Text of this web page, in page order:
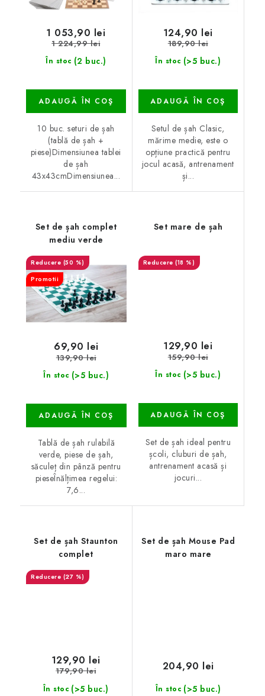
În stoc (2 buc.)
1 053,90 lei
1 224,99 lei
ADAUGĂ ÎN COŞ
10 buc. seturi de șah
(tablă de șah +
piese)Dimensiunea tablei
de șah
43x43cmDimensiunea...
În stoc (>5 buc.)
124,90 lei
189,90 lei
ADAUGĂ ÎN COŞ
Setul de șah Clasic,
mărime medie, este o
opțiune practică pentru
jocul acasă, antrenament
și...
Set de șah complet
mediu verde
(50 %)
Promotii
În stoc (>5 buc.)
69,90 lei
139,90 lei
ADAUGĂ ÎN COŞ
Tablă de șah rulabilă
verde, piese de șah,
săculeț din pânză pentru
pieseÎnălțimea regelui:
7,6...
Set mare de șah
(18 %)
În stoc (>5 buc.)
129,90 lei
159,90 lei
ADAUGĂ ÎN COŞ
Set de șah ideal pentru
școli, cluburi de șah,
antrenament acasă și
jocuri...
Set de șah Staunton
complet
(27 %)
În stoc (>5 buc.)
129,90 lei
179,90 lei
Set de șah Mouse Pad
maro mare
În stoc (>5 buc.)
204,90 lei